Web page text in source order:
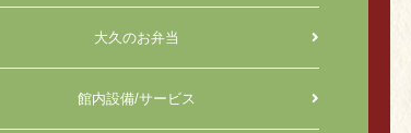
大久のお弁当
館内設備/サービス